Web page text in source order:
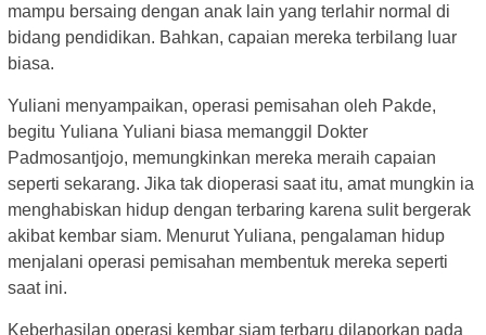
mampu bersaing dengan anak lain yang terlahir normal di
bidang pendidikan. Bahkan, capaian mereka terbilang luar
biasa.
Yuliani menyampaikan, operasi pemisahan oleh Pakde,
begitu Yuliana Yuliani biasa memanggil Dokter
Padmosantjojo, memungkinkan mereka meraih capaian
seperti sekarang. Jika tak dioperasi saat itu, amat mungkin ia
menghabiskan hidup dengan terbaring karena sulit bergerak
akibat kembar siam. Menurut Yuliana, pengalaman hidup
menjalani operasi pemisahan membentuk mereka seperti
saat ini.
Keberhasilan operasi kembar siam terbaru dilaporkan pada